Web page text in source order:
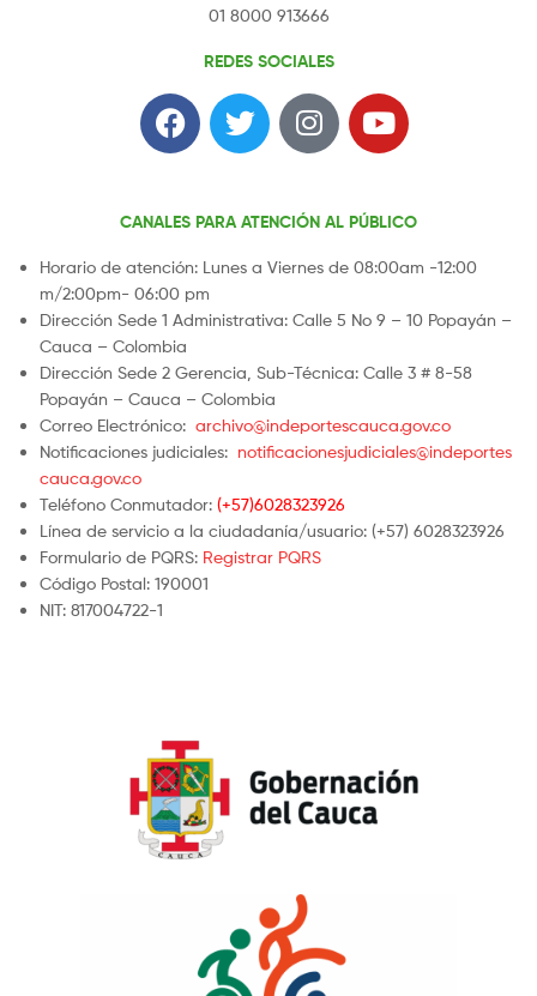
01 8000 913666
REDES SOCIALES
CANALES PARA ATENCIÓN AL PÚBLICO
Horario de atención: Lunes a Viernes de 08:00am -12:00
m/2:00pm- 06:00 pm
Dirección Sede 1 Administrativa: Calle 5 No 9 – 10 Popayán –
Cauca – Colombia
Dirección Sede 2 Gerencia, Sub-Técnica: Calle 3 # 8-58
Popayán – Cauca – Colombia
Correo Electrónico: archivo@indeportescauca.gov.co
Notificaciones judiciales: notificacionesjudiciales@indeportes
cauca.gov.co
Teléfono Conmutador: (+57)6028323926
Línea de servicio a la ciudadanía/usuario: (+57) 6028323926
Formulario de PQRS: Registrar PQRS
Código Postal: 190001
NIT: 817004722-1